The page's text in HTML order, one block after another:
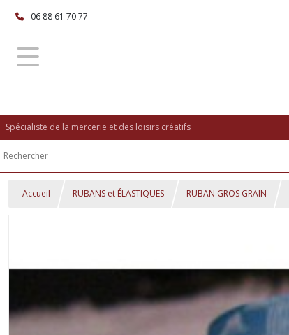
06 88 61 70 77
Spécialiste de la mercerie et des loisirs créatifs
Accueil RUBANS et ÉLASTIQUES RUBAN GROS GRAIN